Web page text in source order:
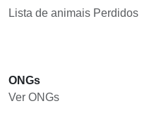
Lista de animais Perdidos
ONGs
Ver ONGs